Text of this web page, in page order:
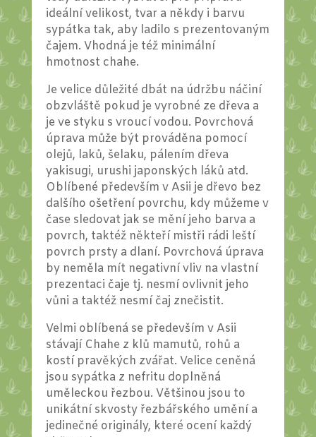
ideální velikost, tvar a někdy i barvu
sypátka tak, aby ladilo s prezentovaným
čajem. Vhodná je též minimální
hmotnost chahe.
Je velice důležité dbát na údržbu náčiní
obzvláště pokud je vyrobné ze dřeva a
je ve styku s vroucí vodou. Povrchová
úprava může být prováděna pomocí
olejů, laků, šelaku, pálením dřeva
yakisugi, urushi japonských láků atd.
Oblíbené především v Asii je dřevo bez
dalšího ošetření povrchu, kdy můžeme v
čase sledovat jak se mění jeho barva a
povrch, taktéž někteří mistři rádi leští
povrch prsty a dlaní. Povrchová úprava
by neměla mít negativní vliv na vlastní
prezentaci čaje tj. nesmí ovlivnit jeho
vůni a taktéž nesmí čaj znečistit.
Velmi oblíbená se především v Asii
stávají Chahe z klů mamutů, rohů a
kostí pravěkých zvářat. Velice ceněná
jsou sypátka z nefritu doplněná
uměleckou řezbou. Většinou jsou to
unikátní skvosty řezbářského umění a
jedinečné originály, které ocení každý